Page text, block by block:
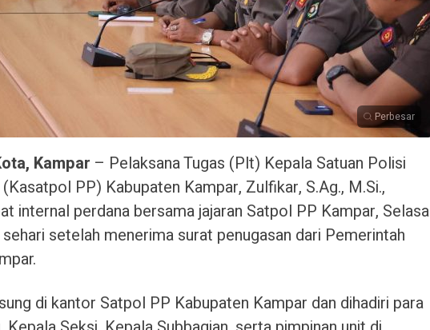
Perbesar
Kampar – Pelaksana Tugas (Plt) Kepala Satuan Polisi
PP) Kabupaten Kampar, Zulfikar, S.Ag., M.Si.,
internal perdana bersama jajaran Satpol PP Kampar, Selasa
setelah menerima surat penugasan dari Pemerintah
di kantor Satpol PP Kabupaten Kampar dan dihadiri para